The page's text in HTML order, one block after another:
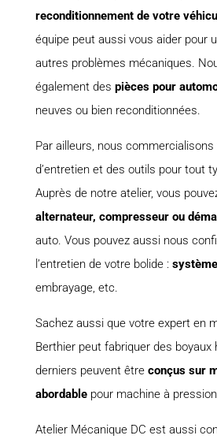
reconditionnement de votre
équipe peut aussi vous aider pour
autres problèmes mécaniques.
également des pièces pour
neuves ou bien reconditionnées.
Par ailleurs, nous
d’entretien et des outils pour tout
Auprès de notre atelier, vous
alternateur, compresseur ou
auto. Vous pouvez aussi nous
l’entretien de votre bolide :
embrayage, etc.
Sachez aussi que votre expert en
Berthier peut fabriquer des boyaux
derniers peuvent être conçus sur
abordable pour machine à
Atelier Mécanique DC est aussi